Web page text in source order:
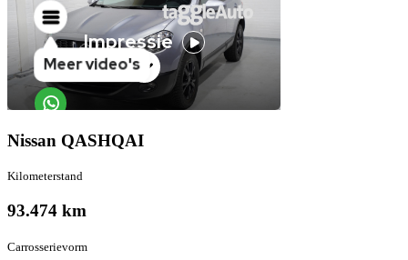
Nissan QASHQAI
Kilometer­stand
93.474 km
Carrosserie­vorm